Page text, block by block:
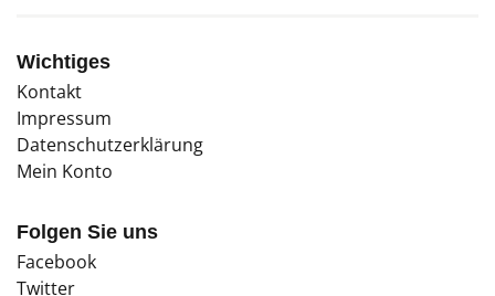
Wichtiges
Kontakt
Impressum
Datenschutzerklärung
Mein Konto
Folgen Sie uns
Facebook
Twitter